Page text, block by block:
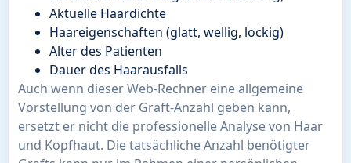
Aktuelle Haardichte
Haareigenschaften (glatt, wellig, lockig)
Alter des Patienten
Dauer des Haarausfalls
Auch wenn dieser Web-Rechner eine allgemeine
Vorstellung von der Graft-Anzahl geben kann,
ersetzt er nicht die professionelle Analyse von Haar
und Kopfhaut. Die tatsächliche Anzahl benötigter